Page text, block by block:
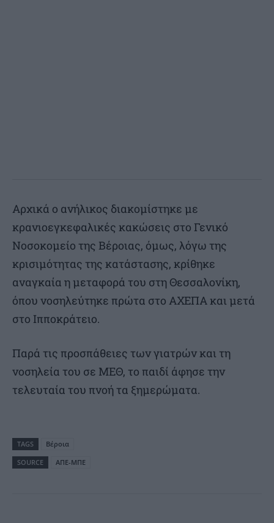
Αρχικά ο ανήλικος διακομίστηκε με
κρανιοεγκεφαλικές κακώσεις στο Γενικό
Νοσοκομείο της Βέροιας, όμως, λόγω της
κρισιμότητας της κατάστασης, κρίθηκε
αναγκαία η μεταφορά του στη Θεσσαλονίκη,
όπου νοσηλεύτηκε πρώτα στο ΑΧΕΠΑ και μετά
στο Ιπποκράτειο.
Παρά τις προσπάθειες των γιατρών και τη
νοσηλεία του σε ΜΕΘ, το παιδί άφησε την
τελευταία του πνοή τα ξημερώματα.
TAGS
Βέροια
SOURCE
ΑΠΕ-ΜΠΕ